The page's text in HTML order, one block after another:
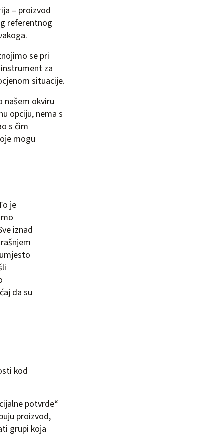
– proizvod
referentnog
se pri
za
situacije.
našem okviru
opciju, nema s
s čim
mogu
je
iznad
da su
kod
potvrde“
proizvod,
grupi koja